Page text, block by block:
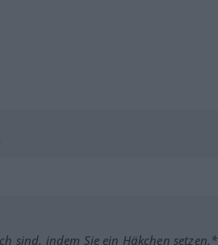
sind, indem Sie ein Häkchen setzen.*